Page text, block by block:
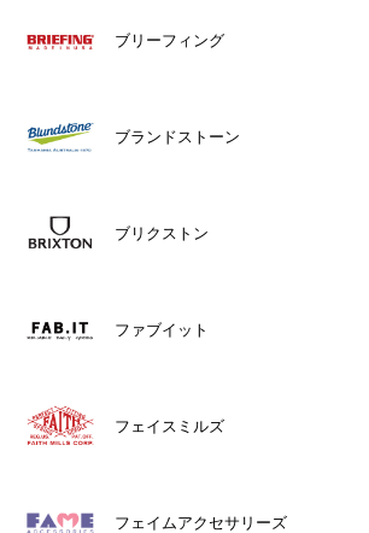
ブリーフィング
ブランドストーン
ブリクストン
ファブイット
フェイスミルズ
フェイムアクセサリーズ